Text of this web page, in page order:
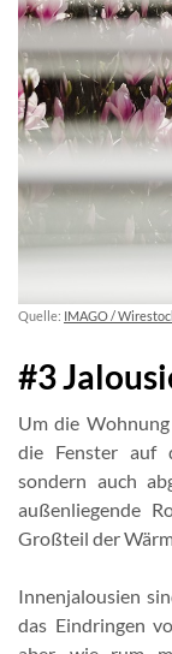
Quelle: IMAGO /
#3
Um die
die Fenster auf
sondern auch
außenliegende
Großteil der
Innenjalousien
das Eindringen